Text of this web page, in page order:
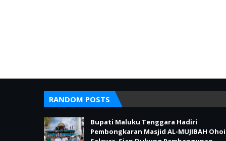
RANDOM POSTS
Bupati Maluku Tenggara Hadiri
Pembongkaran Masjid AL-MUJIBAH Ohoi